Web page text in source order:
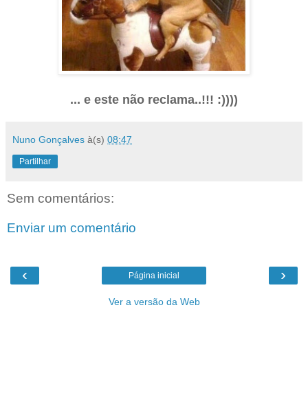
... e este não reclama..!!! :))))
Nuno Gonçalves à(s) 08:47
Partilhar
Sem comentários:
Enviar um comentário
‹ ›
Página inicial
Ver a versão da Web